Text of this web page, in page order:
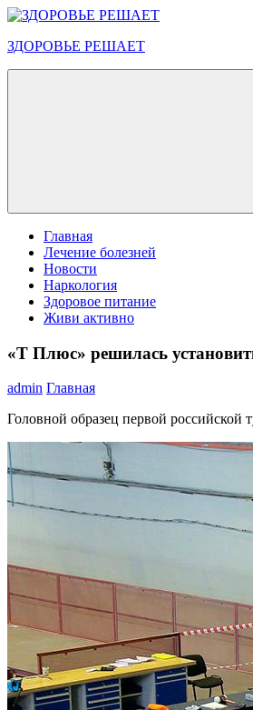
Перейти
содержимому
ЗДОРОВЬЕ РЕШАЕТ
Главная
Лечение болезней
Новости
Наркология
Здоровое питание
Живи активно
«Т Плюс» решилась
admin Главная
Головной образец первой